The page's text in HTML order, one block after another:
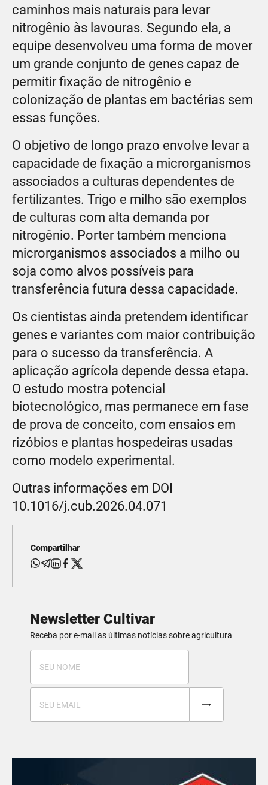
caminhos mais naturais para levar
nitrogênio às lavouras. Segundo ela, a
equipe desenvolveu uma forma de mover
um grande conjunto de genes capaz de
permitir fixação de nitrogênio e
colonização de plantas em bactérias sem
essas funções.
O objetivo de longo prazo envolve levar a
capacidade de fixação a microrganismos
associados a culturas dependentes de
fertilizantes. Trigo e milho são exemplos
de culturas com alta demanda por
nitrogênio. Porter também menciona
microrganismos associados a milho ou
soja como alvos possíveis para
transferência futura dessa capacidade.
Os cientistas ainda pretendem identificar
genes e variantes com maior contribuição
para o sucesso da transferência. A
aplicação agrícola depende dessa etapa.
O estudo mostra potencial
biotecnológico, mas permanece em fase
de prova de conceito, com ensaios em
rizóbios e plantas hospedeiras usadas
como modelo experimental.
Outras informações em DOI
10.1016/j.cub.2026.04.071
Compartilhar
Newsletter Cultivar
Receba por e-mail as últimas notícias sobre agricultura